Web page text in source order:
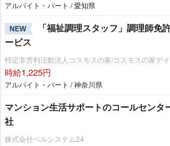
アルバイト・パート / 愛知県
NEW
「福祉調理スタッフ」調理師免
ービス
特定非営利活動法人コスモスの家/コスモスの家デ
時給1,225円
アルバイト・パート / 神奈川県
マンション生活サポートのコールセンタ
社
株式会社ベルシステム24